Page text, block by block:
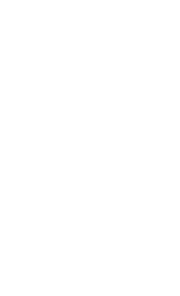
やのまんCOLLECTION 学校で